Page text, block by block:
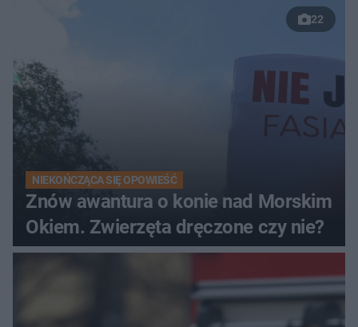
22
NIEKOŃCZĄCA SIĘ OPOWIEŚĆ
Znów awantura o konie nad Morskim
Okiem. Zwierzęta dręczone czy nie?